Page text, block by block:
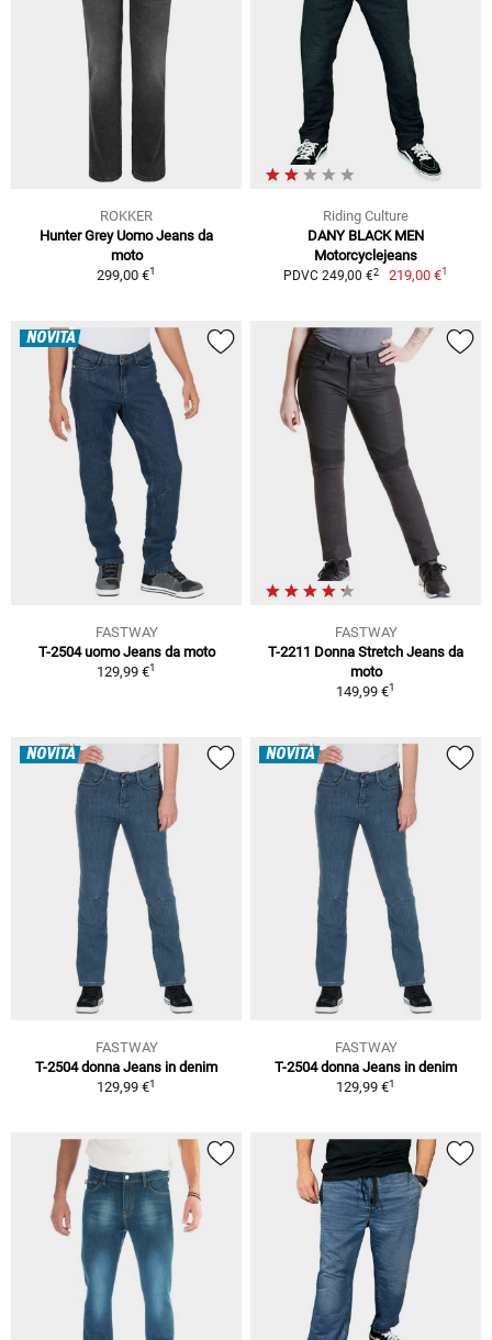
ROKKER
Hunter Grey Uomo Jeans da
moto
299,00 €1
Riding Culture
DANY BLACK MEN
Motorcyclejeans
PDVC 249,00 €2 219,00 €1
NOVITÀ
FASTWAY
T-2504 uomo Jeans da moto
129,99 €1
FASTWAY
T-2211 Donna Stretch Jeans da
moto
149,99 €1
NOVITÀ
FASTWAY
T-2504 donna Jeans in denim
129,99 €1
NOVITÀ
FASTWAY
T-2504 donna Jeans in denim
129,99 €1